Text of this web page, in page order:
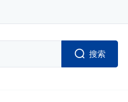
搜索